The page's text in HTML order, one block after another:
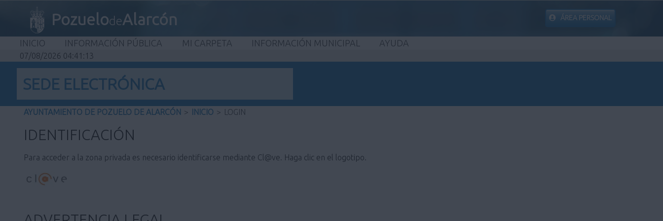
PozuelodeAlarcón ÁREA PERSONAL
INICIO INFORMACIÓN PÚBLICA MI CARPETA INFORMACIÓN MUNICIPAL AYUDA
07/08/2026 04:41:13
SEDE ELECTRÓNICA
AYUNTAMIENTO DE POZUELO DE ALARCÓN > INICIO > LOGIN
IDENTIFICACIÓN
Para acceder a la zona privada es necesario identificarse mediante Cl@ve. Haga clic en el logotipo.